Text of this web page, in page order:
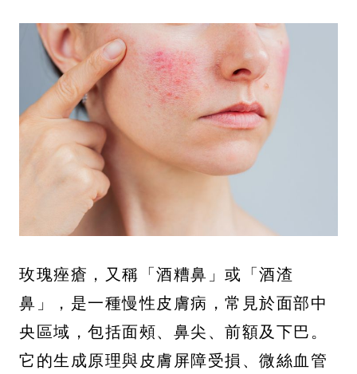
玫瑰痤瘡，又稱「酒糟鼻」或「酒渣
鼻」，是一種慢性皮膚病，常見於面部中
央區域，包括面頰、鼻尖、前額及下巴。
它的生成原理與皮膚屏障受損、微絲血管